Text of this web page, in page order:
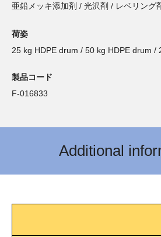
亜鉛メッキ添加剤 / 光沢剤 / レベリング
荷姿
25 kg HDPE drum / 50 kg HDPE drum /
製品コード
F-016833
Additional